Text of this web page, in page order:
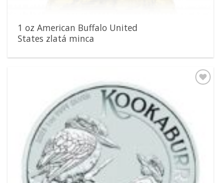
1 oz American Buffalo United
States zlatá minca